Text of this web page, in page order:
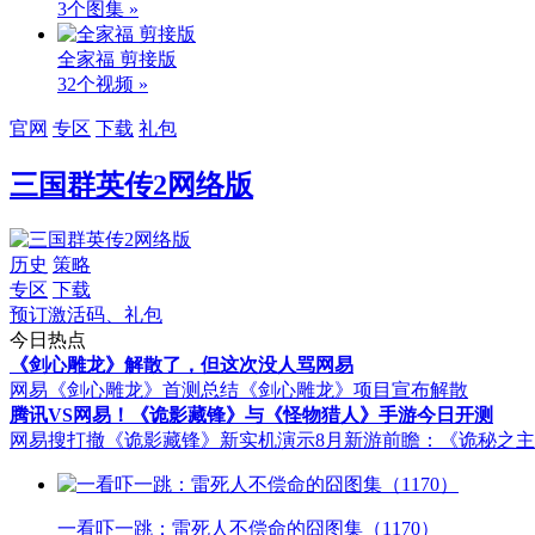
3个图集 »
全家福 剪接版
32个视频 »
官网 专区 下载 礼包
三国群英传2网络版
历史 策略
专区 下载
预订激活码、礼包
今日热点
《剑心雕龙》解散了，但这次没人骂网易
网易《剑心雕龙》首测总结 《剑心雕龙》项目宣布解散
腾讯VS网易！《诡影藏锋》与《怪物猎人》手游今日开测
网易搜打撤《诡影藏锋》新实机演示8月新游前瞻：《诡秘之
一看吓一跳：雷死人不偿命的囧图集（1170）